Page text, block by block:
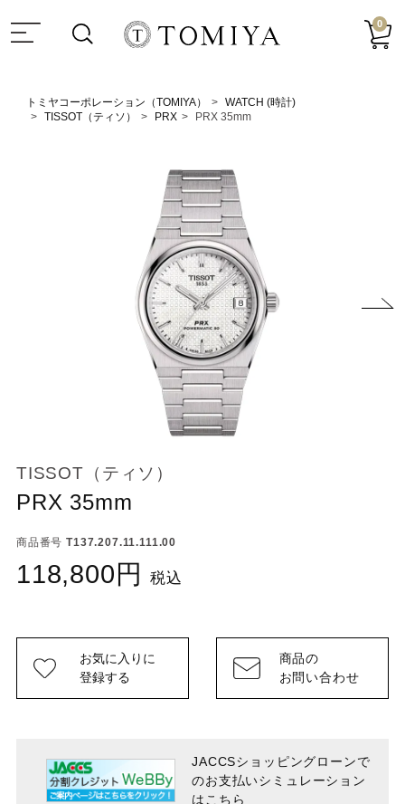
0
トミヤコーポレーション（TOMIYA）
WATCH (時計)
TISSOT（ティソ）
PRX PRX 35mm
TISSOT（ティソ）
PRX 35mm
商品番号 T137.207.11.111.00
118,800 税込
お気に入りに
登録する
商品の
お問い合わせ
JACCSショッピングローンで
のお支払いシミュレーション
はこちら